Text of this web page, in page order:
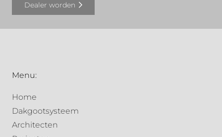
Dealer worden
Menu:
Home
Dakgootsysteem
Architecten